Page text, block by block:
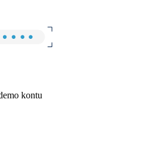
kontu